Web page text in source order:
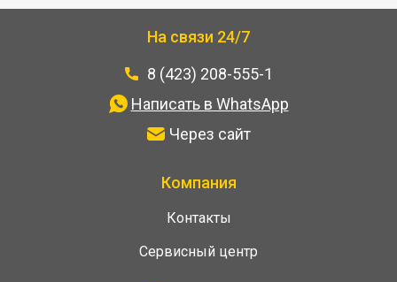
Компания
Контакты
Сервисный центр
На связи 24/7
8 (423) 208-555-1
Написать в WhatsApp
Через сайт